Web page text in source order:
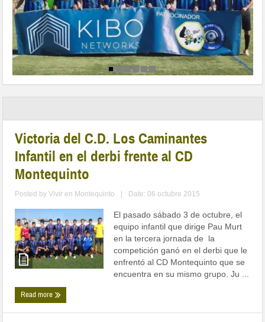
Victoria del C.D. Los Caminantes
Infantil en el derbi frente al CD
Montequinto
Posted byVivir en Montequinto Date: 06 octubre 2015
El pasado sábado 3 de octubre, el
equipo infantil que dirige Pau Murt
en la tercera jornada de la
competición ganó en el derbi que le
enfrentó al CD Montequinto que se
encuentra en su mismo grupo. Ju ...
Read more